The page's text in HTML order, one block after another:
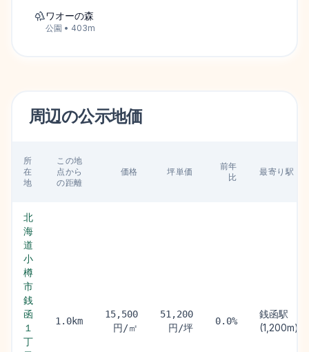
ワオーの森
公園 • 403m
周辺の公示地価
所
在
地
この地
点から
の距離
価格 坪単価
前年
比
最寄り駅
北
海
道
小
樽
市
銭
函
１
丁
1.0km
15,500
円/㎡
51,200
円/坪
0.0%
銭函駅
(1,200m)